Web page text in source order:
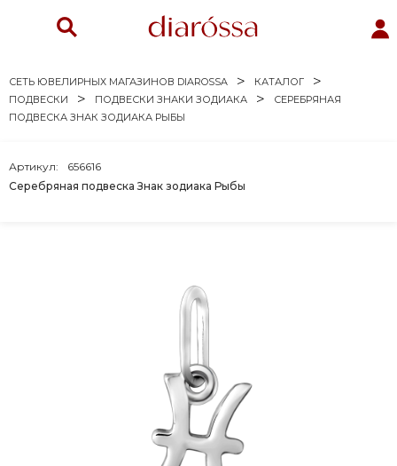
СЕТЬ ЮВЕЛИРНЫХ МАГАЗИНОВ DIAROSSA
КАТАЛОГ
ПОДВЕСКИ
ПОДВЕСКИ ЗНАКИ ЗОДИАКА
СЕРЕБРЯНАЯ
ПОДВЕСКА ЗНАК ЗОДИАКА РЫБЫ
Серебряная подвеска Знак зодиака Рыбы
Артикул: 656616